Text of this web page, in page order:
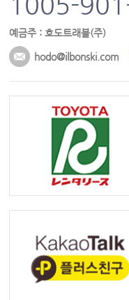
예금주 : 호도트래블(주)
hodo@ilbonski.com